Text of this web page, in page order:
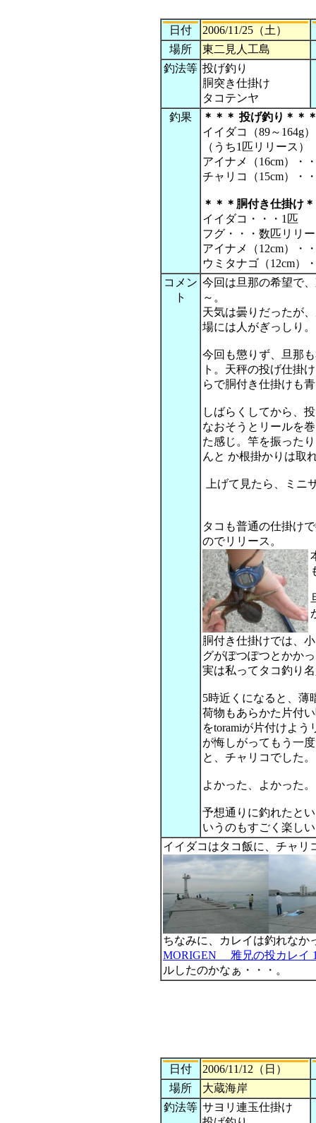
日付
2006/11/25（土）
場所
東二見人工島
釣法等 投げ釣り
胴突き仕掛け
タコテンヤ
釣果
＊＊＊ 投げ釣り＊＊
イイダコ（89～164g
（うち1匹リリース）
アイナメ（16cm）・
チャリコ（15cm）・
＊＊＊ 胴付き仕掛け
イイダコ・・・1匹
フグ・・・数匹リリ
アイナメ（12cm）・
ウミタナゴ（12cm）
コメン
ト
今回は旦那の希望で
～。
天気は曇りだったが
場には人がぎっしり。
今回も懲りず、旦那
ト。天秤の投げ仕掛
らで胴付き仕掛けも
しばらくしてから、
なおそうとリールを
た感じ。竿を振った
んと か根掛かりは取
上げて見たら、ミニ
タコも普通の仕掛け
のでリリース。
胴付き仕掛けでは、
グがぽつぽつとかか
実は私ってタコ釣り
5時近くになると、薄
荷物もあらかた片付
をtoramiが片付けよ
が悔しがってもう一
と、チャリコでした。
よかった、よかった
予想通りに釣れたと
いうのもすごく楽し
イイダコはタコ飯に、チャリ
ちなみに、カレイは釣れなか
MORIGEN 雅兄の投カレイ
ルしたのかなぁ・・・。
日付
2006/11/12（日）
場所
大蔵海岸
釣法等 サヨリ連玉仕掛け